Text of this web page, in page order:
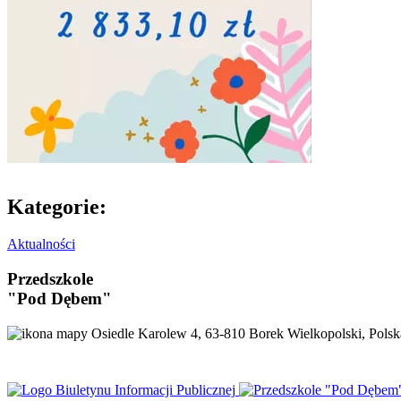
Kategorie:
Aktualności
Przedszkole
"Pod Dębem"
Osiedle Karolew 4, 63-810 Borek Wielkopolski,